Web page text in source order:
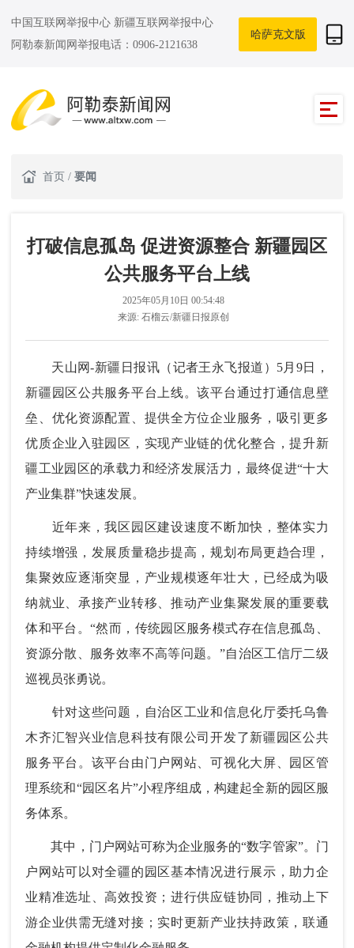
中国互联网举报中心 新疆互联网举报中心
阿勒泰新闻网举报电话：0906-2121638
哈萨克文版
首页 / 要闻
打破信息孤岛 促进资源整合 新疆园区
公共服务平台上线
2025年05月10日 00:54:48
来源:石榴云/新疆日报原创
天山网-新疆日报讯（记者王永飞报道）5月9日，
新疆园区公共服务平台上线。该平台通过打通信息壁
垒、优化资源配置、提供全方位企业服务，吸引更多
优质企业入驻园区，实现产业链的优化整合，提升新
疆工业园区的承载力和经济发展活力，最终促进“十大
产业集群”快速发展。
近年来，我区园区建设速度不断加快，整体实力
持续增强，发展质量稳步提高，规划布局更趋合理，
集聚效应逐渐突显，产业规模逐年壮大，已经成为吸
纳就业、承接产业转移、推动产业集聚发展的重要载
体和平台。“然而，传统园区服务模式存在信息孤岛、
资源分散、服务效率不高等问题。”自治区工信厅二级
巡视员张勇说。
针对这些问题，自治区工业和信息化厅委托乌鲁
木齐汇智兴业信息科技有限公司开发了新疆园区公共
服务平台。该平台由门户网站、可视化大屏、园区管
理系统和“园区名片”小程序组成，构建起全新的园区服
务体系。
其中，门户网站可称为企业服务的“数字管家”。门
户网站可以对全疆的园区基本情况进行展示，助力企
业精准选址、高效投资；进行供应链协同，推动上下
游企业供需无缝对接；实时更新产业扶持政策，联通